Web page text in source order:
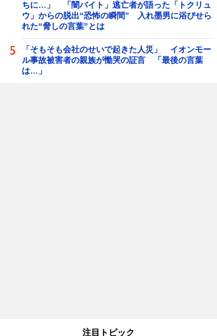
ちに…」 「闇バイト」逃亡者が語った「トクリュ
ウ」からの脱出“恐怖の瞬間” 入れ墨男に浴びせら
れた“脅しの言葉”とは
「そもそも会社のせいで起きた人災」 イオンモー
ル事故被害者の親族が慟哭の証言 「最後の言葉
は…」
注目トピック